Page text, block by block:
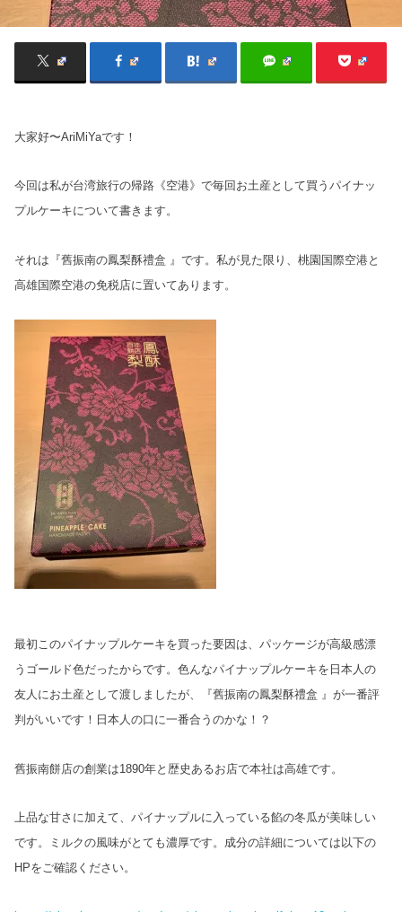
大家好〜AriMiYaです！
今回は私が台湾旅行の帰路《空港》で毎回お土産として買うパイナッ
プルケーキについて書きます。
それは『舊振南の鳳梨酥禮盒 』です。私が見た限り、桃園国際空港と
高雄国際空港の免税店に置いてあります。
最初このパイナップルケーキを買った要因は、パッケージが高級感漂
うゴールド色だったからです。色んなパイナップルケーキを日本人の
友人にお土産として渡しましたが、『舊振南の鳳梨酥禮盒 』が一番評
判がいいです！日本人の口に一番合うのかな！？
舊振南餅店の創業は1890年と歴史あるお店で本社は高雄です。
上品な甘さに加えて、パイナップルに入っている餡の冬瓜が美味しい
です。ミルクの風味がとても濃厚です。成分の詳細については以下の
HPをご確認ください。